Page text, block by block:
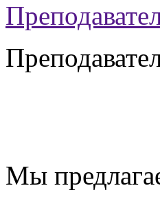
Мы